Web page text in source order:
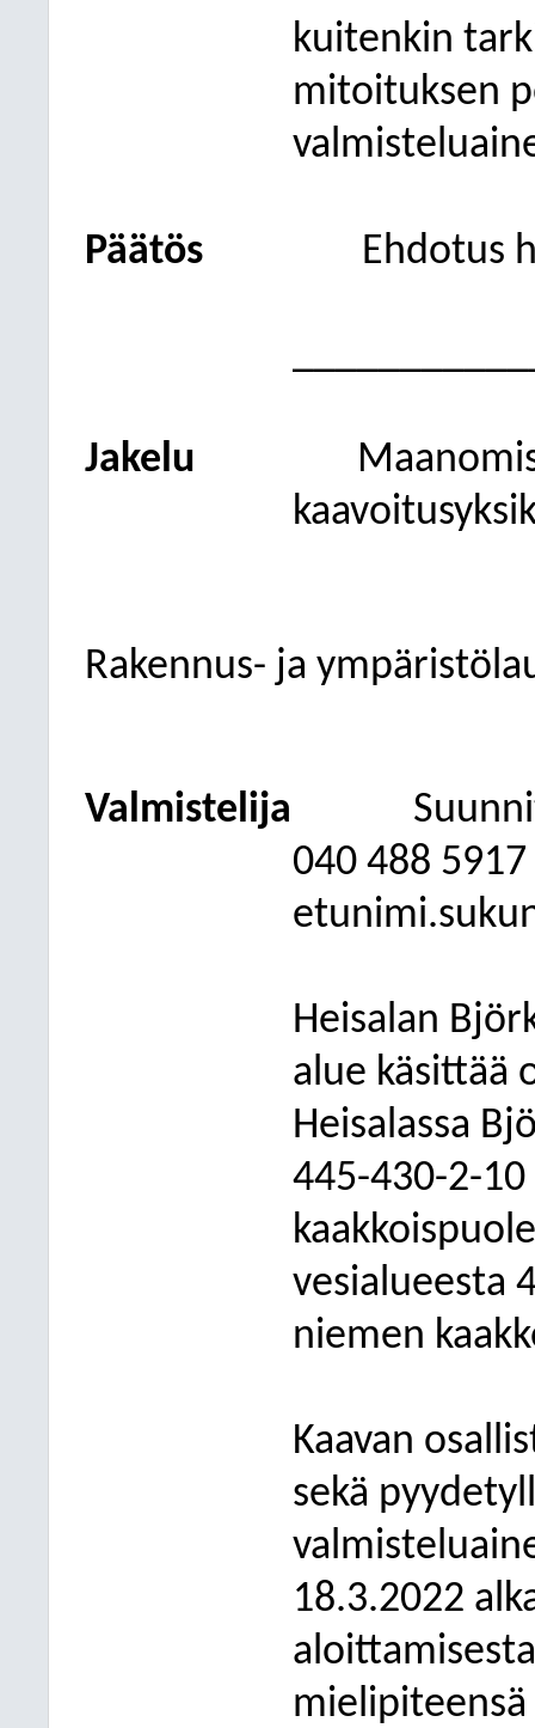
kuitenkin
mitoituksen
Päätös Ehdotus
Jakelu
Rakennus- ja
Valmistelija
040 488 5917
Heisalan
alue käsittää
Heisalassa
445-430-2-10
vesialueesta
niemen
Kaavan
sekä
18.3.2022